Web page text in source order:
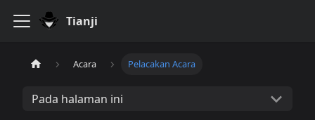
Tianji
Acara Pelacakan Acara
Pada halaman ini